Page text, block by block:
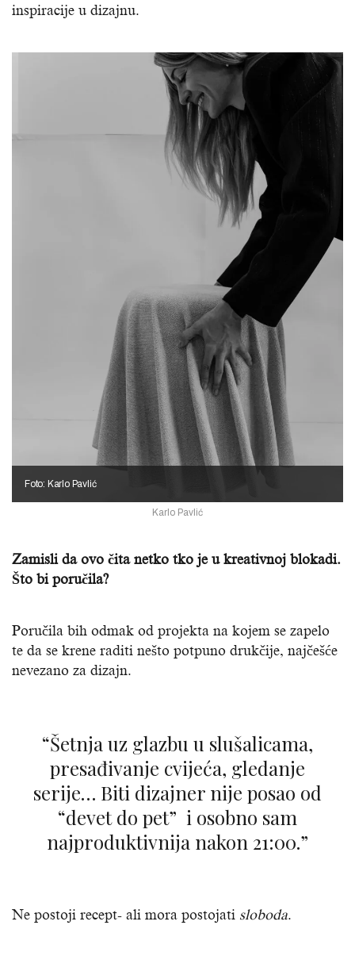
inspiracije u dizajnu.
Karlo Pavlić
Foto: Karlo Pavlić
Zamisli da ovo čita netko tko je u kreativnoj blokadi.
Što bi poručila?
Poručila bih odmak od projekta na kojem se zapelo
te da se krene raditi nešto potpuno drukčije, najčešće
nevezano za dizajn.
“Šetnja uz glazbu u slušalicama,
presađivanje cvijeća, gledanje
serije… Biti dizajner nije posao od
“devet do pet” i osobno sam
najproduktivnija nakon 21:00.”
Ne postoji recept- ali mora postojati sloboda.